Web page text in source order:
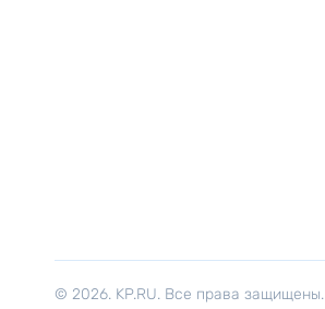
© 2026. KP.RU. Все права защищены.